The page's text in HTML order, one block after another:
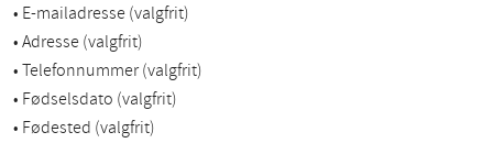
• E-mailadresse (valgfrit)
• Adresse (valgfrit)
• Telefonnummer (valgfrit)
• Fødselsdato (valgfrit)
• Fødested (valgfrit)